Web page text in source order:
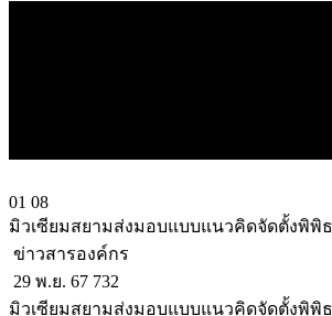
01 08
มิวเซียมสยามส่งมอบแบบแนวคิดจัดตั้งพิ
ข่าวสารองค์กร
29 พ.ย. 67 732
มิวเซียมสยามส่งมอบแบบแนวคิดจัดตั้งพิ